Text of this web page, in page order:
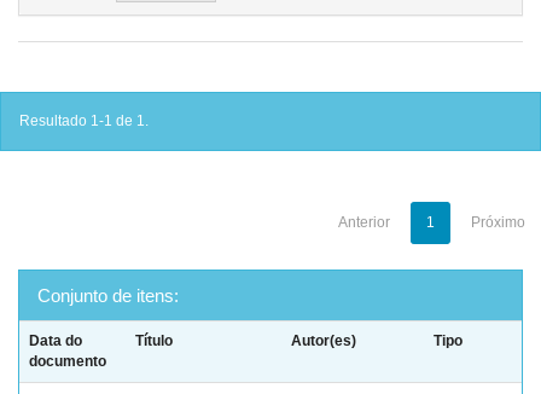
Resultado 1-1 de 1.
Anterior 1 Próximo
Conjunto de itens:
Data do
documento
Título Autor(es) Tipo